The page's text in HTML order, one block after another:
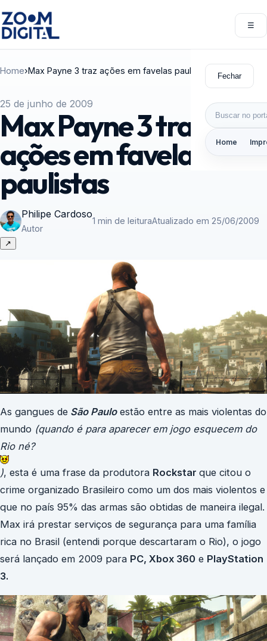
☰
Fechar
Buscar por:
Home
Home›Max Payne 3 traz ações em favelas paulistas
25 de junho de 2009
Max Payne 3 traz
ações em favelas
paulistas
Philipe Cardoso
Autor
1 min de leituraAtualizado em 25/06/2009
↗
As gangues de São Pauloestão entre as mais violentas do
mundo (quando é para aparecer em jogo esquecem do
Rio né?
), esta é uma frase da produtora Rockstar que citou o
crime organizado Brasileiro como um dos mais violentos e
que no país 95% das armas são obtidas de maneira ilegal.
Max irá prestar serviços de segurança para uma família
rica no Brasil (entendi porque descartaram o Rio), o jogo
será lançado em 2009 para PC, Xbox 360 e PlayStation
3.